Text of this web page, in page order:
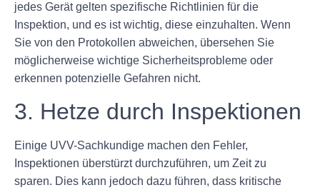
jedes Gerät gelten spezifische Richtlinien für die
Inspektion, und es ist wichtig, diese einzuhalten. Wenn
Sie von den Protokollen abweichen, übersehen Sie
möglicherweise wichtige Sicherheitsprobleme oder
erkennen potenzielle Gefahren nicht.
3. Hetze durch Inspektionen
Einige UVV-Sachkundige machen den Fehler,
Inspektionen überstürzt durchzuführen, um Zeit zu
sparen. Dies kann jedoch dazu führen, dass kritische